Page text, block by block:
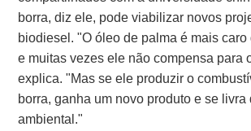
borra, diz ele, pode viabilizar novos
biodiesel. "O óleo de palma é mais
e muitas vezes ele não compensa para
explica. "Mas se ele produzir o
borra, ganha um novo produto e se livra
ambiental."